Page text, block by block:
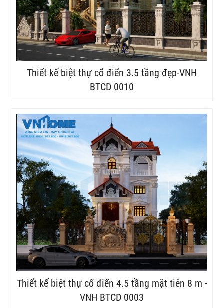
Thiết kế biệt thự cổ điển 3.5 tầng đẹp-VNH
BTCD 0010
Thiết kế biệt thự cổ điển 4.5 tầng mặt tiên 8 m -
VNH BTCD 0003